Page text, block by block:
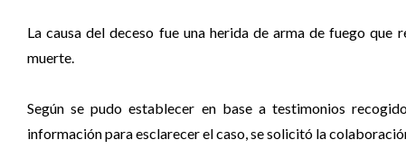
La causa del deceso fue una herida de arma de fuego
muerte.
Según se pudo establecer en base a testimonios
información para esclarecer el caso, se solicitó la